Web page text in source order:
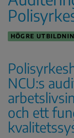
Länkstig
HÖGRE
NCU:s
och ett